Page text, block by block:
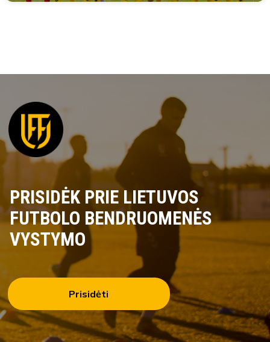
PRISIDĖK PRIE LIETUVOS
FUTBOLO BENDRUOMENĖS
VYSTYMO
Prisidėti